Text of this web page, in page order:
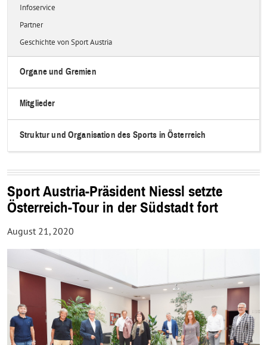
Infoservice
Partner
Geschichte von Sport Austria
Organe und Gremien
Mitglieder
Struktur und Organisation des Sports in Österreich
Sport Austria-Präsident Niessl setzte
Österreich-Tour in der Südstadt fort
August 21, 2020